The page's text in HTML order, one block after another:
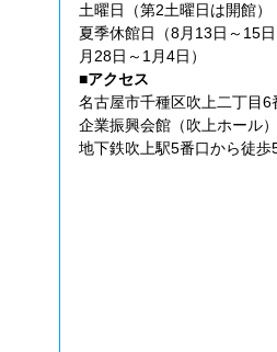
土曜日（第2土曜日は開館）
夏季休館日（8月13日～15
月28日～1月4日）
■アクセス
名古屋市千種区吹上二丁目
企業振興会館（吹上ホール
地下鉄吹上駅5番口から徒歩